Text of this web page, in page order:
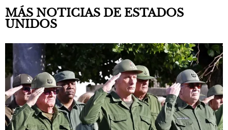
MÁS NOTICIAS DE ESTADOS
UNIDOS